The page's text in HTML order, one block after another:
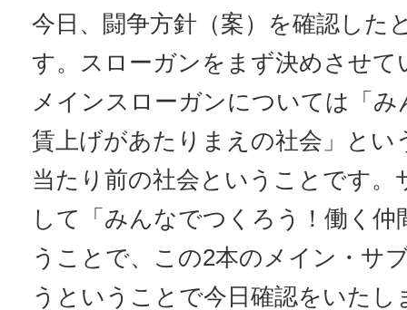
今日、闘争方針（案）を確認した
す。スローガンをまず決めさせて
メインスローガンについては「
賃上げがあたりまえの社会」とい
当たり前の社会ということです。
して「みんなでつくろう！働く仲
うことで、この2本のメイン・サ
うということで今日確認をいたし